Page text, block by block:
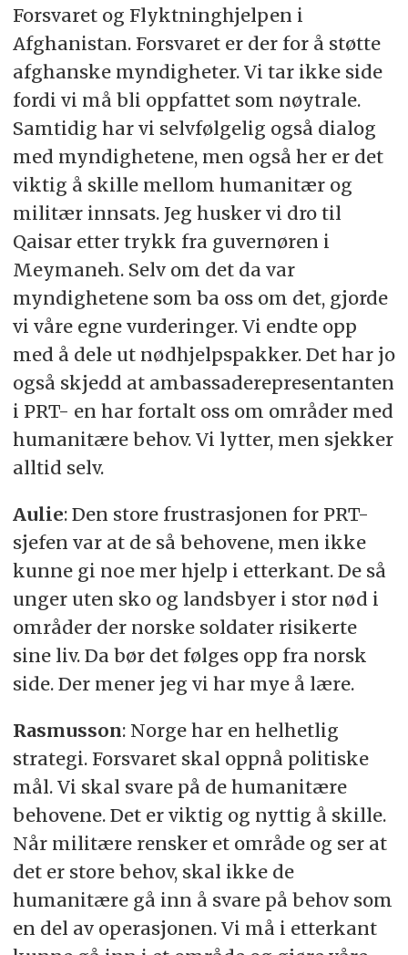
Forsvaret og Flyktninghjelpen i
Afghanistan. Forsvaret er der for å støtte
afghanske myndigheter. Vi tar ikke side
fordi vi må bli oppfattet som nøytrale.
Samtidig har vi selvfølgelig også dialog
med myndighetene, men også her er det
viktig å skille mellom humanitær og
militær innsats. Jeg husker vi dro til
Qaisar etter trykk fra guvernøren i
Meymaneh. Selv om det da var
myndighetene som ba oss om det, gjorde
vi våre egne vurderinger. Vi endte opp
med å dele ut nødhjelpspakker. Det har jo
også skjedd at ambassaderepresentanten
i PRT- en har fortalt oss om områder med
humanitære behov. Vi lytter, men sjekker
alltid selv.
Aulie: Den store frustrasjonen for PRT-
sjefen var at de så behovene, men ikke
kunne gi noe mer hjelp i etterkant. De så
unger uten sko og landsbyer i stor nød i
områder der norske soldater risikerte
sine liv. Da bør det følges opp fra norsk
side. Der mener jeg vi har mye å lære.
Rasmusson: Norge har en helhetlig
strategi. Forsvaret skal oppnå politiske
mål. Vi skal svare på de humanitære
behovene. Det er viktig og nyttig å skille.
Når militære rensker et område og ser at
det er store behov, skal ikke de
humanitære gå inn å svare på behov som
en del av operasjonen. Vi må i etterkant